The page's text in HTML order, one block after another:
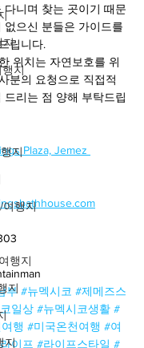
지
지
지
여행지
행지
지
지
다니며 찾는 곳이기 때문
없으신 분들은 가이드를
립니다.
위치는 자연보호를 위
분의 요청으로 직접적
리는 점 양해 부탁드립
Plaza, Jemez
부 #뉴멕시코 #제메즈스
일상 #뉴멕시코생활 #
행 #미국온천여행 #여
이프 #라이프스타일 #